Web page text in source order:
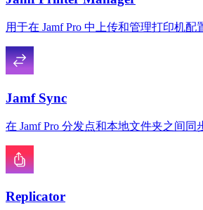
用于在 Jamf Pro 中上传和管理打印机配
Jamf Sync
在 Jamf Pro 分发点和本地文件夹之间同
Replicator